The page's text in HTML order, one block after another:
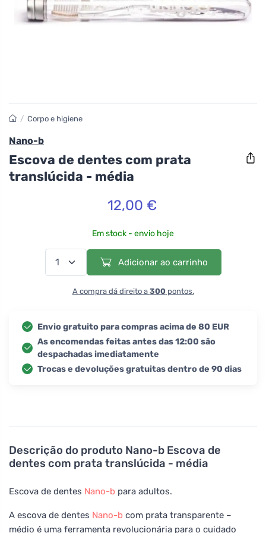
Descrição do produto Nano-b Escova de
dentes com prata translúcida - média
Escova de dentes Nano-b para adultos.
A escova de dentes Nano-b com prata transparente –
médio é uma ferramenta revolucionária para o cuidado
/ Corpo e higiene
Nano-b
Escova de dentes com prata
translúcida - média
12,00 €
Em stock - envio hoje
Adicionar ao carrinho
A compra dá direito a 300pontos.
Envio gratuito para compras acima de 80 EUR
As encomendas feitas antes das 12:00 são
despachadas imediatamente
Trocas e devoluções gratuitas dentro de 90 dias